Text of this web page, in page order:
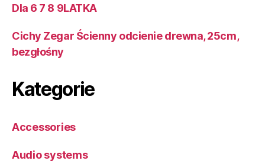
Dla 6 7 8 9LATKA
Cichy Zegar Ścienny odcienie drewna, 25cm,
bezgłośny
Kategorie
Accessories
Audio systems